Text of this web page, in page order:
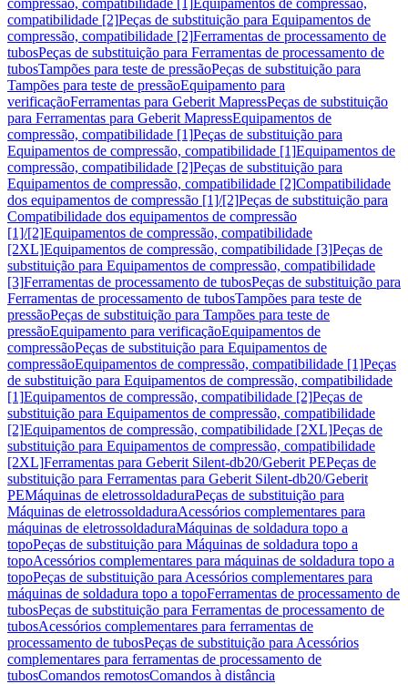
compressão, compatibilidade [1]Equipamentos de compressão,
compatibilidade [2]Peças de substituição para Equipamentos de
compressão, compatibilidade [2]Ferramentas de processamento de
tubosPeças de substituição para Ferramentas de processamento de
tubosTampões para teste de pressãoPeças de substituição para
Tampões para teste de pressãoEquipamento para
verificaçãoFerramentas para Geberit MapressPeças de substituição
para Ferramentas para Geberit MapressEquipamentos de
compressão, compatibilidade [1]Peças de substituição para
Equipamentos de compressão, compatibilidade [1]Equipamentos de
compressão, compatibilidade [2]Peças de substituição para
Equipamentos de compressão, compatibilidade [2]Compatibilidade
dos equipamentos de compressão [1]/[2]Peças de substituição para
Compatibilidade dos equipamentos de compressão
[1]/[2]Equipamentos de compressão, compatibilidade
[2XL]Equipamentos de compressão, compatibilidade [3]Peças de
substituição para Equipamentos de compressão, compatibilidade
[3]Ferramentas de processamento de tubosPeças de substituição para
Ferramentas de processamento de tubosTampões para teste de
pressãoPeças de substituição para Tampões para teste de
pressãoEquipamento para verificaçãoEquipamentos de
compressãoPeças de substituição para Equipamentos de
compressãoEquipamentos de compressão, compatibilidade [1]Peças
de substituição para Equipamentos de compressão, compatibilidade
[1]Equipamentos de compressão, compatibilidade [2]Peças de
substituição para Equipamentos de compressão, compatibilidade
[2]Equipamentos de compressão, compatibilidade [2XL]Peças de
substituição para Equipamentos de compressão, compatibilidade
[2XL]Ferramentas para Geberit Silent-db20/Geberit PEPeças de
substituição para Ferramentas para Geberit Silent-db20/Geberit
PEMáquinas de eletrossoldaduraPeças de substituição para
Máquinas de eletrossoldaduraAcessórios complementares para
máquinas de eletrossoldaduraMáquinas de soldadura topo a
topoPeças de substituição para Máquinas de soldadura topo a
topoAcessórios complementares para máquinas de soldadura topo a
topoPeças de substituição para Acessórios complementares para
máquinas de soldadura topo a topoFerramentas de processamento de
tubosPeças de substituição para Ferramentas de processamento de
tubosAcessórios complementares para ferramentas de
processamento de tubosPeças de substituição para Acessórios
complementares para ferramentas de processamento de
tubosComandos remotosComandos à distância